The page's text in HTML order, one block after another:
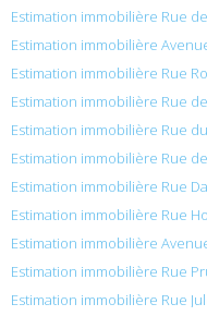
Estimation immobilière Rue
Estimation immobilière
Estimation immobilière Rue
Estimation immobilière Rue
Estimation immobilière Rue
Estimation immobilière Rue
Estimation immobilière Rue
Estimation immobilière Rue
Estimation immobilière
Estimation immobilière Rue
Estimation immobilière Rue